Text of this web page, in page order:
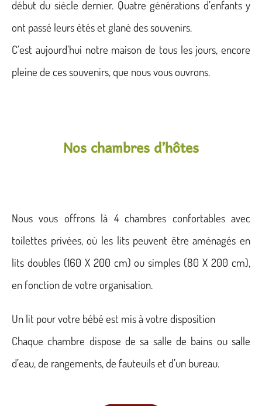
début du siècle dernier. Quatre générations d’enfants y
ont passé leurs étés et glané des souvenirs.
C’est aujourd’hui notre maison de tous les jours, encore
pleine de ces souvenirs, que nous vous ouvrons.
Nos chambres d’hôtes
Nous vous offrons là 4 chambres confortables avec
toilettes privées, où les lits peuvent être aménagés en
lits doubles (160 X 200 cm) ou simples (80 X 200 cm),
en fonction de votre organisation.
Un lit pour votre bébé est mis à votre disposition
Chaque chambre dispose de sa salle de bains ou salle
d’eau, de rangements, de fauteuils et d’un bureau.